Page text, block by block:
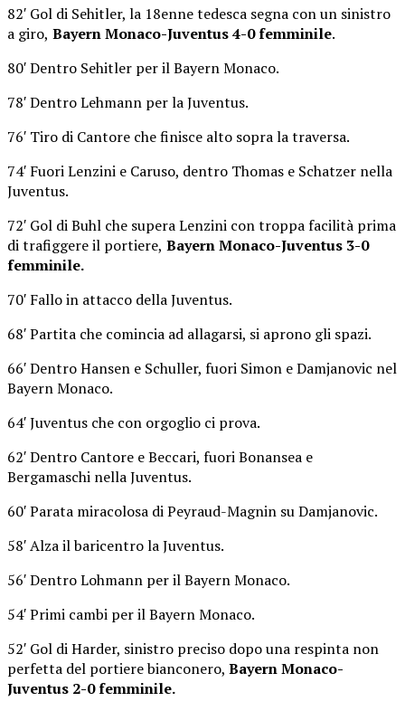
82′ Gol di Sehitler, la 18enne tedesca segna con un sinistro
a giro, Bayern Monaco-Juventus 4-0 femminile.
80′ Dentro Sehitler per il Bayern Monaco.
78′ Dentro Lehmann per la Juventus.
76′ Tiro di Cantore che finisce alto sopra la traversa.
74′ Fuori Lenzini e Caruso, dentro Thomas e Schatzer nella
Juventus.
72′ Gol di Buhl che supera Lenzini con troppa facilità prima
di trafiggere il portiere, Bayern Monaco-Juventus 3-0
femminile.
70′ Fallo in attacco della Juventus.
68′ Partita che comincia ad allagarsi, si aprono gli spazi.
66′ Dentro Hansen e Schuller, fuori Simon e Damjanovic nel
Bayern Monaco.
64′ Juventus che con orgoglio ci prova.
62′ Dentro Cantore e Beccari, fuori Bonansea e
Bergamaschi nella Juventus.
60′ Parata miracolosa di Peyraud-Magnin su Damjanovic.
58′ Alza il baricentro la Juventus.
56′ Dentro Lohmann per il Bayern Monaco.
54′ Primi cambi per il Bayern Monaco.
52′ Gol di Harder, sinistro preciso dopo una respinta non
perfetta del portiere bianconero, Bayern Monaco-
Juventus 2-0 femminile.